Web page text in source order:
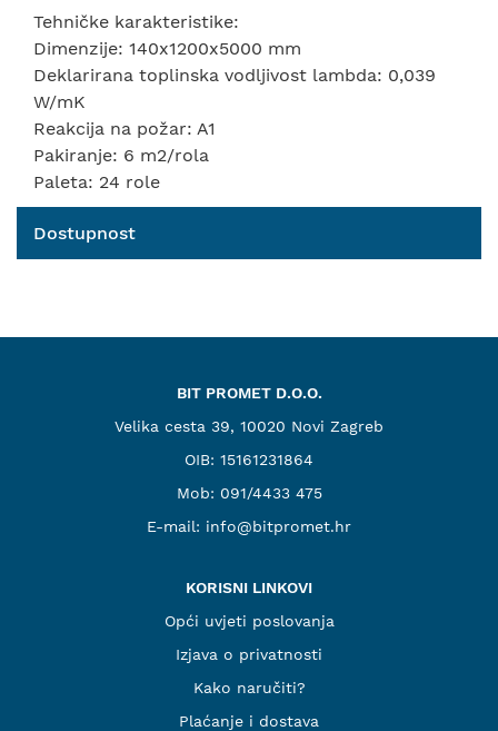
Tehničke karakteristike:
Dimenzije: 140x1200x5000 mm
Deklarirana toplinska vodljivost lambda: 0,039
W/mK
Reakcija na požar: A1
Pakiranje: 6 m2/rola
Paleta: 24 role
Dostupnost
BIT PROMET D.O.O.
Velika cesta 39, 10020 Novi Zagreb
OIB: 15161231864
Mob: 091/4433 475
E-mail: info@bitpromet.hr
KORISNI LINKOVI
Opći uvjeti poslovanja
Izjava o privatnosti
Kako naručiti?
Plaćanje i dostava